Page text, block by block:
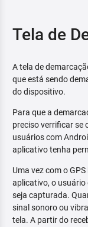
Tela de
A tela de
que está sendo
do dispositivo.
Para que a
preciso verrificar se
usuários com
aplicativo tenha
Uma vez com o
aplicativo, o usuário
seja capturada.
sinal sonoro ou
tela. A partir do